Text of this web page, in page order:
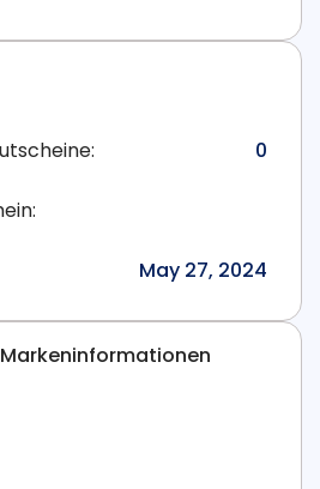
0
May 27, 2024